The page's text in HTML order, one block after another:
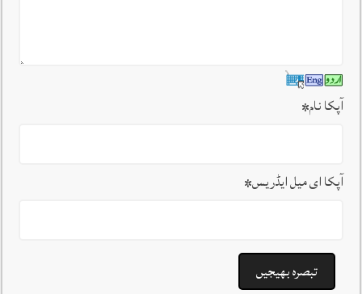
آپکا نام*
آپکا ای میل ایڈریس*